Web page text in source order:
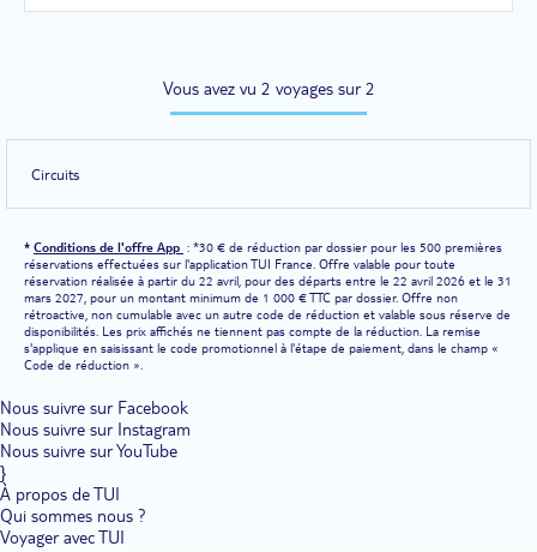
Vous avez vu 2 voyages sur 2
Circuits
* Conditions de l'offre App : *30 € de réduction par dossier pour les 500 premières
réservations effectuées sur l'application TUI France. Offre valable pour toute
réservation réalisée à partir du 22 avril, pour des départs entre le 22 avril 2026 et le 31
mars 2027, pour un montant minimum de 1 000 € TTC par dossier. Offre non
rétroactive, non cumulable avec un autre code de réduction et valable sous réserve de
disponibilités. Les prix affichés ne tiennent pas compte de la réduction. La remise
s'applique en saisissant le code promotionnel à l'étape de paiement, dans le champ «
Code de réduction ».
Nous suivre sur Facebook
Nous suivre sur Instagram
Nous suivre sur YouTube
}
À propos de TUI
Qui sommes nous ?
Voyager avec TUI